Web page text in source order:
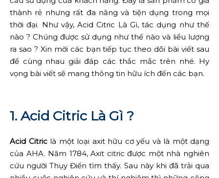
thành rẻ nhưng rất đa năng và tiện dụng trong mọi
thời đại. Như vậy, Acid Citric Là Gì, tác dụng như thế
nào ? Chúng được sử dụng như thế nào và liều lượng
ra sao ? Xin mời các bạn tiếp tục theo dõi bài viết sau
để cùng nhau giải đáp các thắc mắc trên nhé. Hy
vọng bài viết sẽ mang thông tin hữu ích đến các bạn.
1. Acid Citric Là Gì ?
Acid Citriclà một loại axit hữu cơ yếu và là một dạng
của AHA. Năm 1784, Axit citric được một nhà nghiên
cứu người Thụy Điển tìm thấy. Sau này khi đã trải qua